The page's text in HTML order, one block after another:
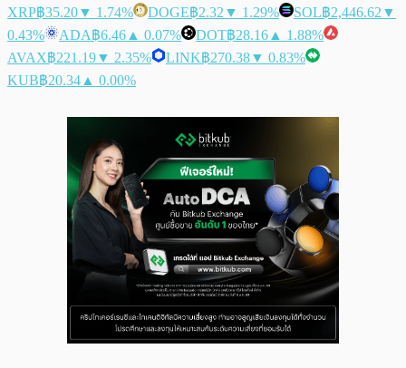
XRP฿35.20▼ 1.74% DOGE฿2.32 ▼ 1.29% SOL฿2,446.62 ▼
0.43%
ADA฿6.46 ▲ 0.07% DOT฿28.16 ▲ 1.88%
AVAX฿221.19▼ 2.35% LINK฿270.38▼ 0.83%
KUB฿20.34 ▲ 0.00%